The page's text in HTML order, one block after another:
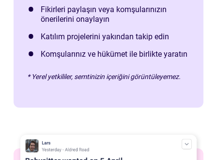
Fikirleri paylaşın veya komşularınızın
önerilerini onaylayın
Katılım projelerini yakından takip edin
Komşularınız ve hükümet ile birlikte yaratın
* Yerel yetkililer, semtinizin içeriğini görüntüleyemez.